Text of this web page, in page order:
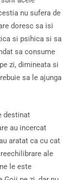
nu sufera de
doresc sa isi
si psihica si sa
sa consume
zi, dimineata si
sa le ajunga
destinat
au incercat
aratat ca cu cat
ale
le este